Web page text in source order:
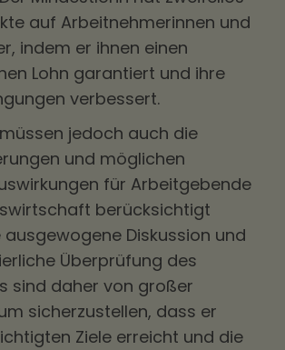
auf Arbeitnehmerinnen und
indem er ihnen einen
Lohn garantiert und ihre
verbessert.
jedoch auch die
und möglichen
für Arbeitgebende
berücksichtigt
ausgewogene Diskussion und
Überprüfung des
sind daher von großer
sicherzustellen, dass er
Ziele erreicht und die